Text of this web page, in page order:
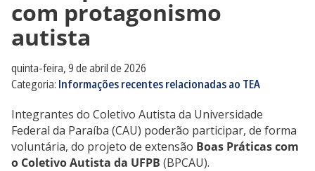
com protagonismo
autista
quinta-feira, 9 de abril de 2026
Categoria: Informações recentes relacionadas ao TEA
Integrantes do Coletivo Autista da Universidade
Federal da Paraíba (CAU) poderão participar, de forma
voluntária, do projeto de extensão Boas Práticas com
o Coletivo Autista da UFPB (BPCAU).